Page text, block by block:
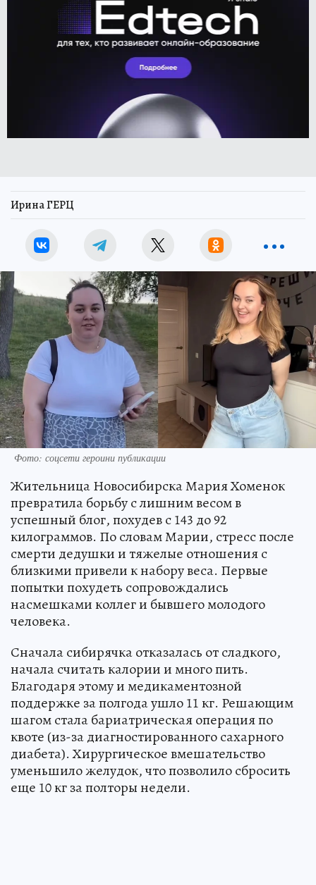
Ирина ГЕРЦ
Фото: соцсети героини публикации
Жительница Новосибирска Мария Хоменок
превратила борьбу с лишним весом в
успешный блог, похудев с 143 до 92
килограммов. По словам Марии, стресс после
смерти дедушки и тяжелые отношения с
близкими привели к набору веса. Первые
попытки похудеть сопровождались
насмешками коллег и бывшего молодого
человека.
Сначала сибирячка отказалась от сладкого,
начала считать калории и много пить.
Благодаря этому и медикаментозной
поддержке за полгода ушло 11 кг. Решающим
шагом стала бариатрическая операция по
квоте (из-за диагностированного сахарного
диабета). Хирургическое вмешательство
уменьшило желудок, что позволило сбросить
еще 10 кг за полторы недели.